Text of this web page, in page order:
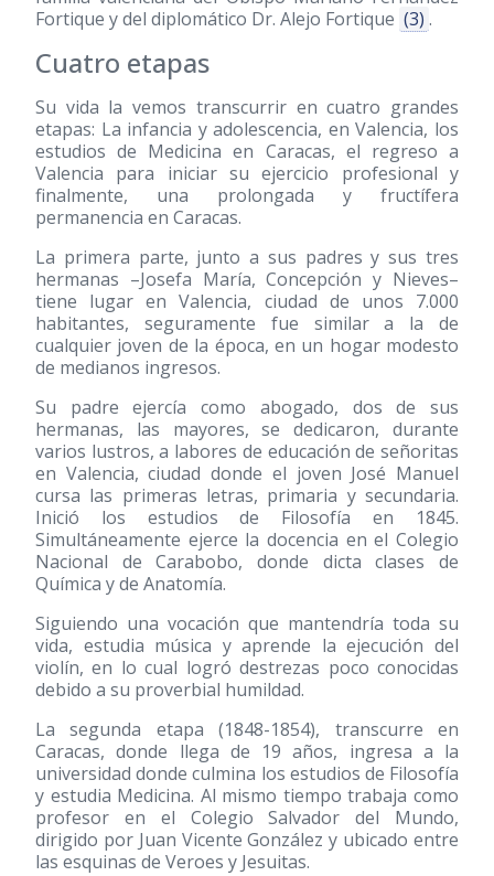
Fortique y del diplomático Dr. Alejo Fortique (3) .
Cuatro etapas
Su vida la vemos transcurrir en cuatro grandes
etapas: La infancia y adolescencia, en Valencia, los
estudios de Medicina en Caracas, el regreso a
Valencia para iniciar su ejercicio profesional y
finalmente, una prolongada y fructífera
permanencia en Caracas.
La primera parte, junto a sus padres y sus tres
hermanas –Josefa María, Concepción y Nieves–
tiene lugar en Valencia, ciudad de unos 7.000
habitantes, seguramente fue similar a la de
cualquier joven de la época, en un hogar modesto
de medianos ingresos.
Su padre ejercía como abogado, dos de sus
hermanas, las mayores, se dedicaron, durante
varios lustros, a labores de educación de señoritas
en Valencia, ciudad donde el joven José Manuel
cursa las primeras letras, primaria y secundaria.
Inició los estudios de Filosofía en 1845.
Simultáneamente ejerce la docencia en el Colegio
Nacional de Carabobo, donde dicta clases de
Química y de Anatomía.
Siguiendo una vocación que mantendría toda su
vida, estudia música y aprende la ejecución del
violín, en lo cual logró destrezas poco conocidas
debido a su proverbial humildad.
La segunda etapa(1848-1854), transcurre en
Caracas, donde llega de 19 años, ingresa a la
universidad donde culmina los estudios de Filosofía
y estudia Medicina. Al mismo tiempo trabaja como
profesor en el Colegio Salvador del Mundo,
dirigido por Juan Vicente González y ubicado entre
las esquinas de Veroes y Jesuitas.